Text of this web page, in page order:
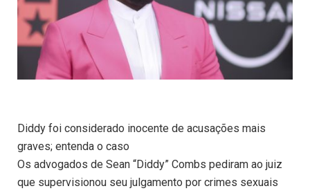
Diddy foi considerado inocente de acusações mais
graves; entenda o caso
Os advogados de Sean “Diddy” Combs pediram ao juiz
que supervisionou seu julgamento por crimes sexuais